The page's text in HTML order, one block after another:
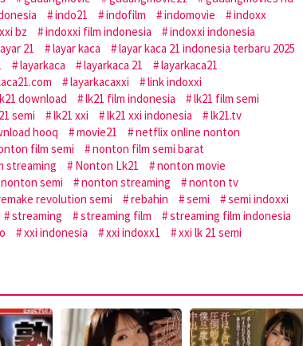
indo21 indofilm indomovie
indoxx
bz indoxxi film indonesia
indoxxi indonesia
21 layar kaca
layar kaca 21 indonesia terbaru 2025
layarkaca layarkaca 21
layarkaca21
layarkacaxxi
link indoxxi
download lk21 film indonesia
lk21 film semi
semi lk21 xxi lk21 xxi indonesia
lk21.tv
hooq movie21
netflix online nonton
film semi
nonton film semi barat
streaming Nonton Lk21
nonton movie
nonton semi nonton streaming
nonton tv
revolution semi rebahin semi
semi indoxxi
streaming streaming film
streaming film indonesia
xxi indonesia xxi indoxx1
xxi lk 21 semi